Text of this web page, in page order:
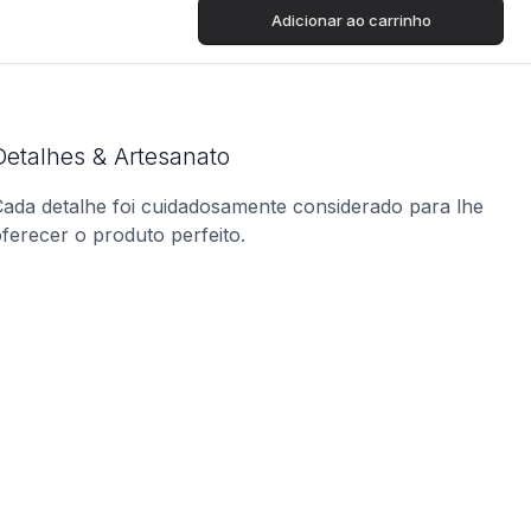
Adicionar ao carrinho
& Artesanato
detalhe foi cuidadosamente considerado para lhe
o produto perfeito.